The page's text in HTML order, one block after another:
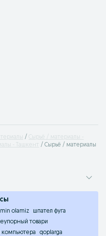
Сырьё / материалы -
- Ташкент
Сырьё / материалы
olamiz
шпател фуга
товари
компьютера
qoplarga